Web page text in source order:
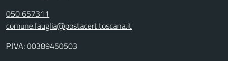
050 657311
comune.fauglia@postacert.toscana.it
P.IVA: 00389450503